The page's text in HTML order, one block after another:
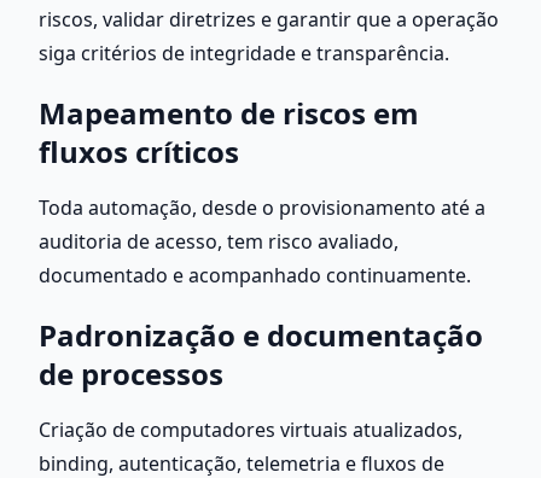
riscos, validar diretrizes e garantir que a operação
siga critérios de integridade e transparência.
Mapeamento de riscos em
fluxos críticos
Toda automação, desde o provisionamento até a
auditoria de acesso, tem risco avaliado,
documentado e acompanhado continuamente.
Padronização e documentação
de processos
Criação de computadores virtuais atualizados,
binding, autenticação, telemetria e fluxos de